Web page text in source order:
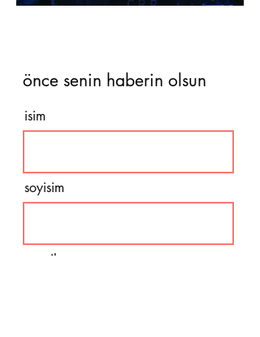
önce senin haberin olsun
isim
soyisim
e-mail